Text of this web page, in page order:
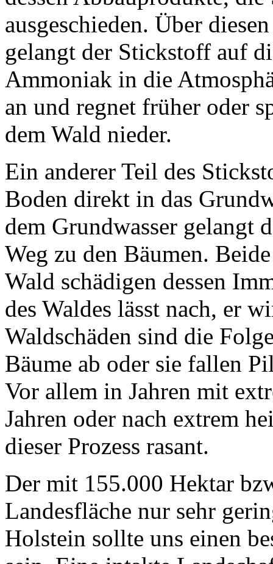
ausgeschieden. Über
gelangt der Stickstoff auf
Ammoniak in die
an und regnet früher oder
dem Wald nieder.
Ein anderer Teil des
Boden direkt in das
dem Grundwasser gelangt
Weg zu den Bäumen.
Wald schädigen dessen
des Waldes lässt nach, er
Waldschäden sind die
Bäume ab oder sie fallen
Vor allem in Jahren mit
Jahren oder nach extrem
dieser Prozess rasant.
Der mit 155.000 Hektar
Landesfläche nur sehr
Holstein sollte uns einen